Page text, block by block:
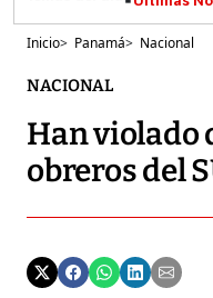
Inicio> Panamá> Nacional
NACIONAL
Han violado
obreros del